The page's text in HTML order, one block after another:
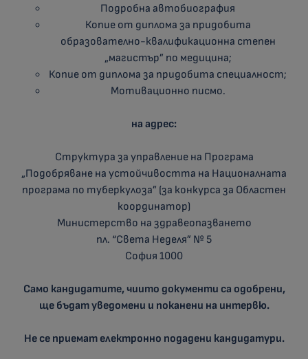
Подробна автобиография
Копие от диплома за придобита
образователно-квалификационна степен
„магистър” по медицина;
Копие от диплома за придобита специалност;
Мотивационно писмо.
на адрес:
Структура за управление на Програма
„Подобряване на устойчивостта на Националната
програма по туберкулоза” (за конкурса за Областен
координатор)
Министерство на здравеопазването
пл. “Света Неделя” № 5
София 1000
Само кандидатите, чиито документи са одобрени,
ще бъдат уведомени и поканени на интервю.
Не се приемат електронно подадени кандидатури.